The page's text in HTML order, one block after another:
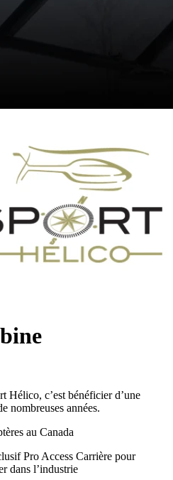
Hélico, c’est bénéficier d’une
nombreuses années.
au Canada
Pro Access Carrière pour
dans l’industrie